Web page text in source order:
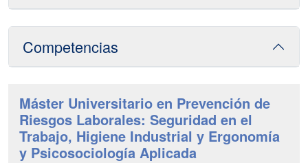
Competencias
Máster Universitario en Prevención de
Riesgos Laborales: Seguridad en el
Trabajo, Higiene Industrial y Ergonomía
y Psicosociología Aplicada